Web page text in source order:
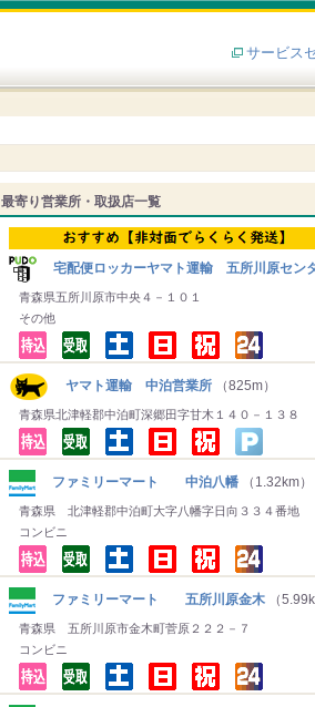
サービス
最寄り営業所・取扱店一覧
宅配便ロッカーヤマト運輸 五所川原セン
青森県五所川原市中央４－１０１
その他
ヤマト運輸 中泊営業所 （825m）
青森県北津軽郡中泊町深郷田字甘木１４０－１３８
ファミリーマート 中泊八幡 （1.32km）
青森県 北津軽郡中泊町大字八幡字日向３３４番地
コンビニ
ファミリーマート 五所川原金木 （
青森県 五所川原市金木町菅原２２２－７
コンビニ